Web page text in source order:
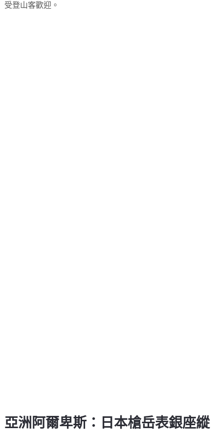
受登山客歡迎。
亞洲阿爾卑斯：日本槍岳表銀座縱